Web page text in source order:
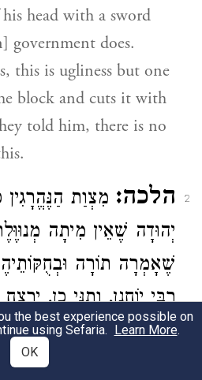
head with a sword
government does.
this is ugliness but one
block and cuts it with
told him, there is no
2 הלכה: מִצְוַת הַנֶּהֱרָגִין
יְהוּדָה שֶׁאֵין מִיתָה
שֶׁאָמְרָה תוֹרָה
רִבִּי יוֹחָנָן. וְתַנֵּי כֵן.
שֶׁרָצַח. יָכוֹל אִם הֲרָגוֹ
בְסַיִיף. בַּמַּקֵּל יַהַרְגֶּנּוּ
the best experience possible on
using Sefaria. Learn More.
OK